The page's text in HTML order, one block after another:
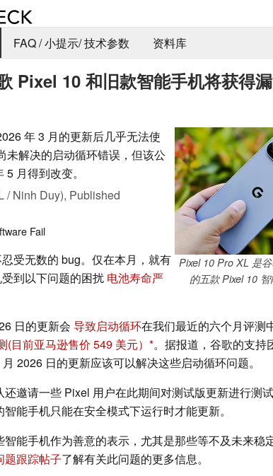
FAQ / 小提示/ 技术参数 资料库
Pixel 10 和旧款智能手机将获得
Pixel 10 Pro XL 是
的五款 Pixel 10 智
年 3 月的更新后几乎无法使
未解决的启动循环错误，但该公
月得到改变。
/ Ninh Duy), Published
Fail
受无数的 bug。仅在本月，就有
到以下问题的困扰 电池寿命严
日的更新会 导致启动循环在我们最近的六个月评测
(目前亚马逊售价 549 美元）
。据报道，谷歌的支持
2026 日的更新应该可以解决这些启动循环问题。
邀请一些 Pixel 用户在此期间对测试版更新进行测
能手机只能在安全模式下运行时才能更新。
能手机作为善意的表示，尤其是那些等不及未来稳
题跟踪帖子了解有关此问题的更多信息。